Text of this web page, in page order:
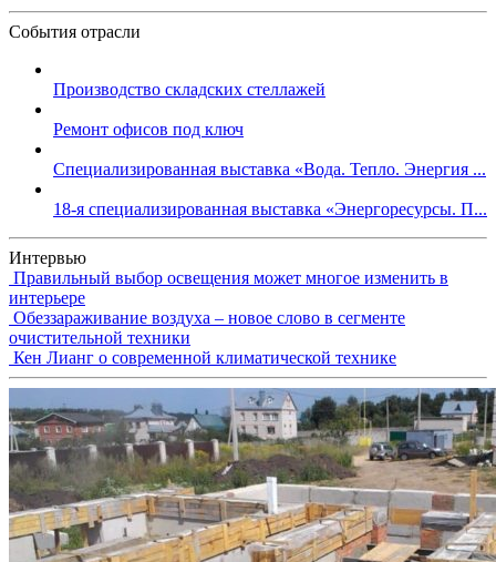
События отрасли
Производство складских стеллажей
Ремонт офисов под ключ
Специализированная выставка «Вода. Тепло. Энергия ...
18-я специализированная выставка «Энергоресурсы. П...
Интервью
Правильный выбор освещения может многое изменить в
интерьере
Обеззараживание воздуха – новое слово в сегменте
очистительной техники
Кен Лианг о современной климатической технике